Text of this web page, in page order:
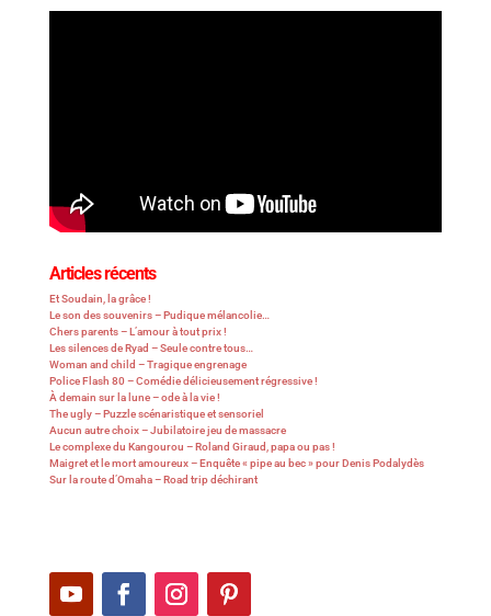
Articles récents
Et Soudain, la grâce !
Le son des souvenirs – Pudique mélancolie…
Chers parents – L’amour à tout prix !
Les silences de Ryad – Seule contre tous…
Woman and child – Tragique engrenage
Police Flash 80 – Comédie délicieusement régressive !
À demain sur la lune – ode à la vie !
The ugly – Puzzle scénaristique et sensoriel
Aucun autre choix – Jubilatoire jeu de massacre
Le complexe du Kangourou – Roland Giraud, papa ou pas !
Maigret et le mort amoureux – Enquête « pipe au bec » pour Denis Podalydès
Sur la route d’Omaha – Road trip déchirant